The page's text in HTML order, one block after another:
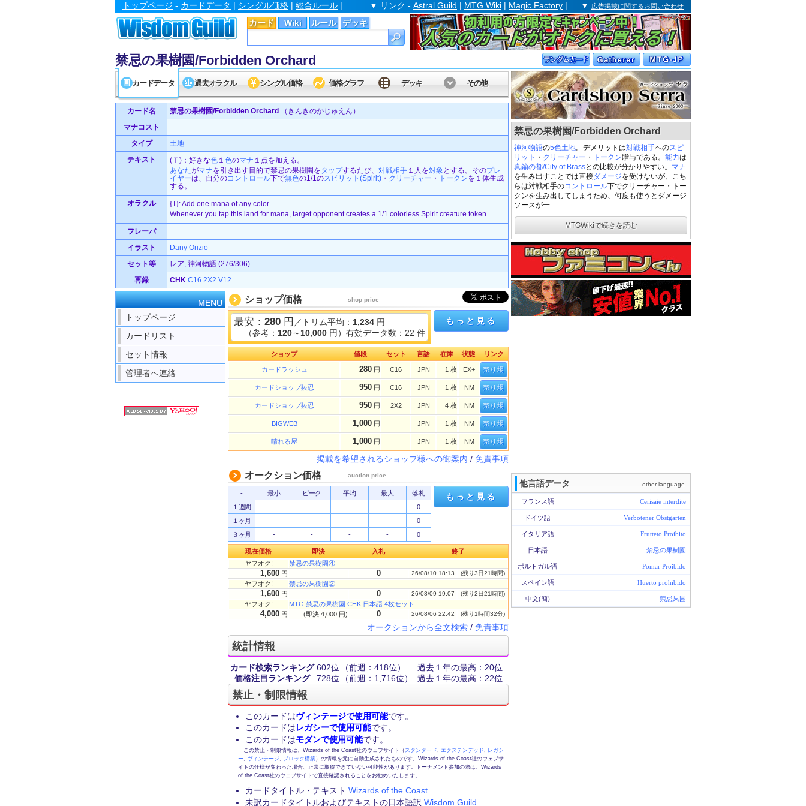
カード Wiki ルール デッキ
トップページ - カードデータ | シングル価格 | 総合ルール | ▼ リンク - Astral Guild | MTG Wiki | Magic Factory | ▼ 広告掲載に関するお問い合わせ
禁忌の果樹園/Forbidden Orchard
禁忌の果樹園/Forbidden Orchard
神河物語の5色土地。デメリットは対戦相手へのスピ
リット ・ クリーチャー ・ トークン贈与である。 能力は
真鍮の都/City of Brassとの比較が分かりやすい。 マナ
を生み出すことでは直接ダメージを受けないが、こち
らは対戦相手のコントロール下でクリーチャー・トー
クンを生み出してしまうため、何度も使うとダメージ
ソースが一……
MTGWikiで続きを読む
他言語データ other language
フランス語 Cerisaie interdite
ドイツ語 Verbotener Obstgarten
イタリア語 Frutteto Proibito
日本語 禁忌の果樹園
ポルトガル語 Pomar Proibido
スペイン語 Huerto prohibido
中文(簡) 禁忌果园
カードデータ 過去オラクル シングル価格 価格グラフ デッキ その他
カード名 禁忌の果樹園/Forbidden Orchard
（きんきのかじゅえん）
マナコスト
タイプ
土地
テキスト
(Ｔ)：好きな色 １ 色のマナ １点を加える。
あなたがマナを引き出す目的で禁忌の果樹園をタップするたび、 対戦相手 １人を対象 とする。そのプレ
イヤーは、自分のコントロール下で無色の1/1のスピリット(Spirit) ・ クリーチャー ・ トークンを１体生成
する。
オラクル
{T}: Add one mana of any color.
Whenever you tap this land for mana, target opponent creates a 1/1 colorless Spirit creature token.
フレーバ
イラスト
Dany Orizio
セット等
レア, 神河物語 (276/306)
再録
CHK C16 2X2 V12
MENU
トップページ
カードリスト
セット情報
管理者へ連絡
ショップ価格 shop price
最安： 280 円 ／トリム平均： 1,234 円
（参考： 120～ 10,000 円）有効データ数：22 件
もっと見る
ショップ 値段 セット 言語 在庫 状態 リンク
カードラッシュ 280 円 C16 JPN 1 枚 EX+ 売り場
カードショップ抜忍 950 円 C16 JPN 1 枚 NM 売り場
カードショップ抜忍 950 円 2X2 JPN 4 枚 NM 売り場
BIGWEB 1,000 円 JPN 1 枚 NM 売り場
晴れる屋 1,000 円 JPN 1 枚 NM 売り場
掲載を希望されるショップ様への御案内 / 免責事項
オークション価格 auction price
- 最小 ピーク 平均 最大
落札
１週間
- - - -
0
１ヶ月
- - - -
0
３ヶ月
- - - - 0
もっと見る
現在価格 即決 入札
終了
ヤフオク!
禁忌の果樹園④
1,600 円 0 26/08/10 18:13 (残り3日21時間)
ヤフオク! 禁忌の果樹園②
1,600 円 0 26/08/09 19:07 (残り2日21時間)
ヤフオク! MTG 禁忌の果樹園 CHK 日本語 4枚セット
4,000 円 (即決 4,000 円) 0 26/08/06 22:42 (残り1時間32分)
オークションから全文検索 / 免責事項
統計情報
カード検索ランキング 602位 （前週：418位）
過去１年の最高：20位
価格注目ランキング
728位 （前週：1,716位） 過去１年の最高：22位
禁止・制限情報
このカードはヴィンテージで使用可能です。
このカードはレガシーで使用可能です。
このカードはモダンで使用可能です。
この禁止・制限情報は、Wizards of the Coast社のウェブサイト（ スタンダード,エクステンデッド, レガシ
ー, ヴィンテージ, ブロック構築）の情報を元に自動生成されたものです。Wizards of the Coast社のウェブサ
イトの仕様が変わった場合、正常に取得できていない可能性があります。トーナメント参加の際は、Wizards
of the Coast社のウェブサイトで直接確認されることをお勧めいたします。
カードタイトル・テキスト Wizards of the Coast
未訳カードタイトルおよびテキストの日本語訳 Wisdom Guild